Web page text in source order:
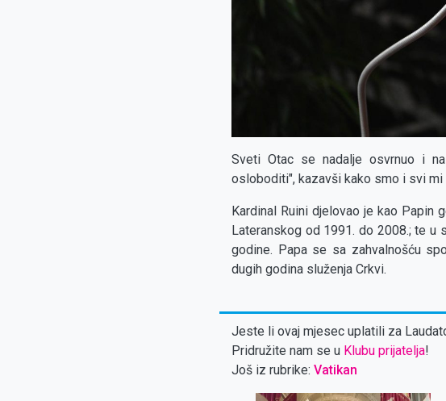
Sveti Otac se nadalje osvrnuo i
osloboditi", kazavši kako smo i svi mi
Kardinal Ruini djelovao je kao Papin
Lateranskog od 1991. do 2008.; te
godine. Papa se sa zahvalnošću
dugih godina služenja Crkvi.
Jeste li ovaj mjesec uplatili za
Pridružite nam se u Klubu prijatelja!
Još iz rubrike: Vatikan